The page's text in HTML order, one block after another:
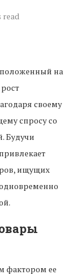
read
на
своему
спросу со
Будучи
ищущих
фактором ее